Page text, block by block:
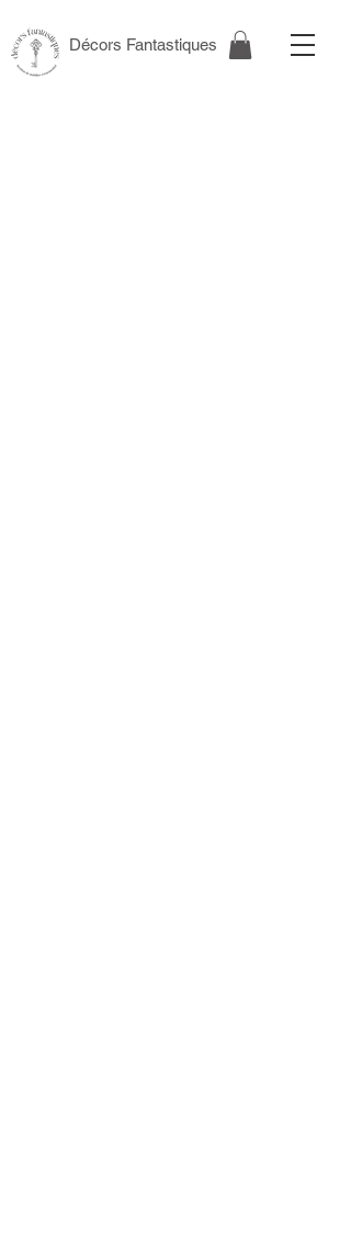
Décors Fantastiques